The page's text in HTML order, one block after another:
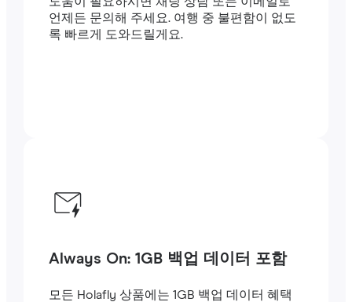
언제든 문의해 주세요. 여행 중 불편함이 없도
록 빠르게 도와드릴게요.
Always On: 1GB 백업 데이터 포함
모든 Holafly 상품에는 1GB 백업 데이터 혜택